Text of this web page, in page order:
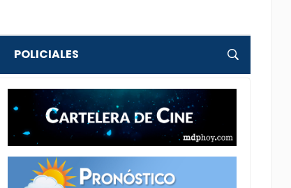
POLICIALES